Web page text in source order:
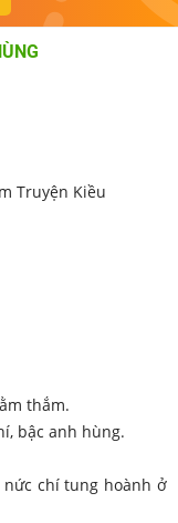
Truyện Kiều
thắm.
bậc anh hùng.
chí tung hoành ở